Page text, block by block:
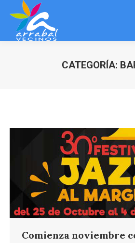
CATEGORÍA:
Comienza noviembre